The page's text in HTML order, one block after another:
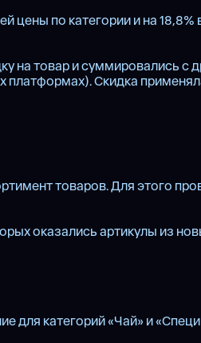
по категории и на
на товар и суммировались
Скидка
товаров. Для этого
оказались артикулы из
категорий «Чай» и